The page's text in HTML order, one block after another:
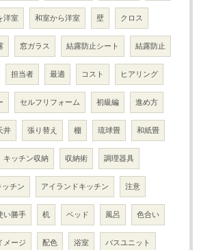
洋室 和室から洋室 壁 クロス
窓ガラス 結露防止シート 結露防止
担当者 最適 コスト ヒアリング
セルフリフォーム 初級編 進め方
井 張り替え 棚 琉球畳 和紙畳
キッチン収納 収納術 調理器具
ッチン アイランドキッチン 注意
い勝手 机 ベッド 風呂 色合い
メージ 配色 浴室 バスユニット